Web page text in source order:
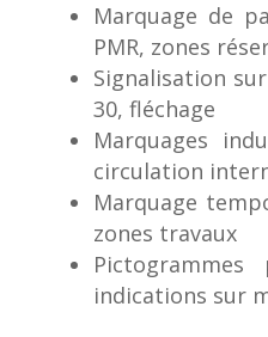
Marquage de
PMR, zones
Signalisation
30, fléchage
Marquages
circulation
Marquage
zones travaux
indications sur